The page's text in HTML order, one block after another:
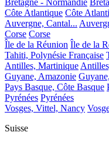
Bretagne - Normandie
Côte Atlantique Côte
Auvergne, Cantal...
Corse Corse
Île de la Réunion Île de la
Tahiti, Polynésie Française
Antilles, Martinique
Guyane, Amazonie
Pays Basque, Côte Basque
Pyrénées Pyrénées
Vosges, Vittel, Nancy
Suisse